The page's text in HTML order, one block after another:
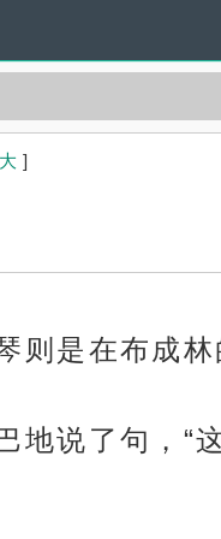
]
则是在布成林
地说了句，“